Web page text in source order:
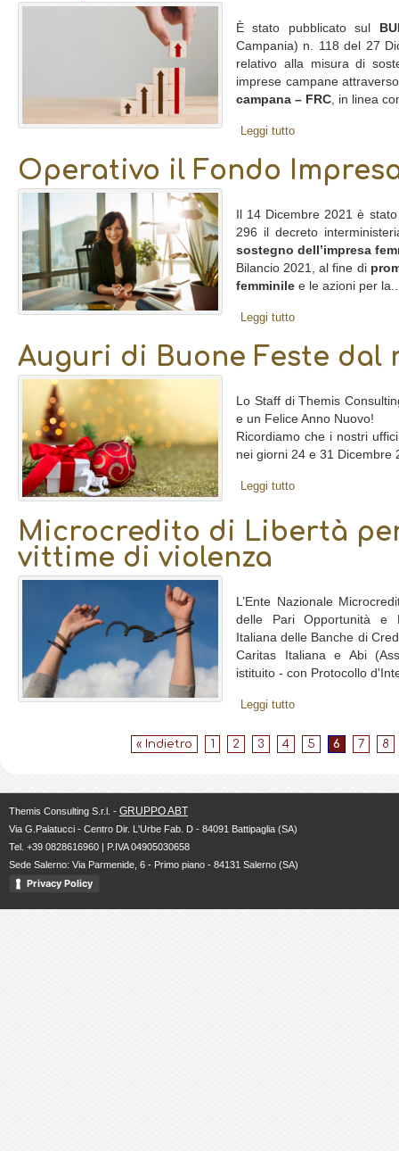
È stato pubblicato sul
Campania) n. 118 del 27
relativo alla misura di
imprese campane
campana – FRC, in linea
Leggi tutto
Operativo il Fondo
Il 14 Dicembre 2021 è
296 il decreto
sostegno dell’impresa
Bilancio 2021, al fine di
femminile e le azioni per
Leggi tutto
Auguri di Buone Feste dal
Lo Staff di Themis
e un Felice Anno Nuovo!
Ricordiamo che i nostri
nei giorni 24 e 31 Dicembre
Leggi tutto
Microcredito di Libertà
vittime di violenza
L’Ente Nazionale
delle Pari Opportunità e
Italiana delle Banche di
Caritas Italiana e Abi
istituito - con Protocollo
Leggi tutto
« Indietro 1 2 3 4 5 6 7 8
Themis Consulting S.r.l. - GRUPPO ABT
Via G.Palatucci - Centro Dir. L'Urbe Fab. D - 84091 Battipaglia (SA)
Tel. +39 0828616960 | P.IVA 04905030658
Sede Salerno: Via Parmenide, 6 - Primo piano - 84131 Salerno (SA)
Privacy Policy